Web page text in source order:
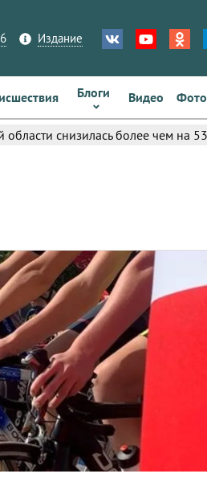
Издание
Блоги Видео Фото
фестиваль arrow_right